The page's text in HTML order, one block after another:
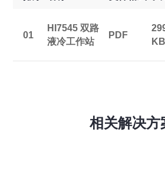
01
HI7545 双路
液冷工作站
PDF
KB
相关解决方